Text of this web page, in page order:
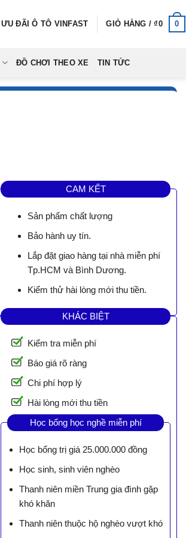
ƯU ĐÃI Ô TÔ VINFAST GIỎ HÀNG /₫0 0
ĐỒ CHƠI THEO XE TIN TỨC
CAM KẾT
Sản phẩm chất lượng
Bảo hành uy tín.
Lắp đặt giao hàng tại nhà miễn phí
Tp.HCM và Bình Dương.
Kiểm thử hài lòng mới thu tiền.
KHÁC BIỆT
Kiểm tra miễn phí
Báo giá rõ ràng
Chi phí hợp lý
Hài lòng mới thu tiền
Học bổng học nghề miễn phí
Học bổng trị giá 25.000.000 đồng
Học sinh, sinh viên nghèo
Thanh niên miền Trung gia đình gặp
khó khăn
Thanh niên thuộc hộ nghèo vượt khó